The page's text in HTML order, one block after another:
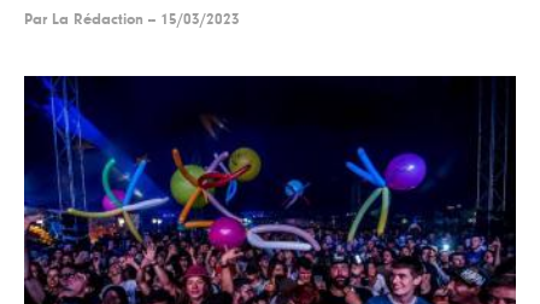
Par La Rédaction -- 15/03/2023